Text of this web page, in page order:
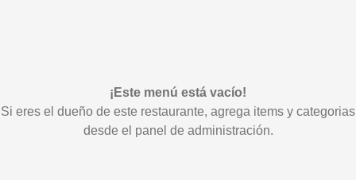
¡Este menú está vacío!
Si eres el dueño de este restaurante, agrega items y categorias
desde el panel de administración.